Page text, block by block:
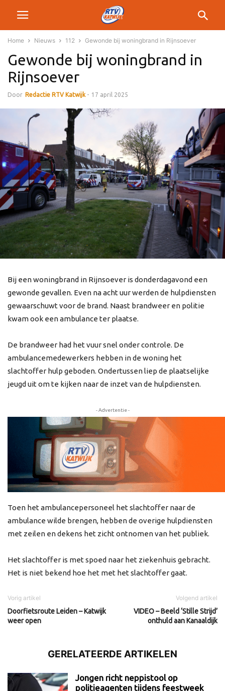
Home Nieuws 112 Gewonde bij woningbrand in Rijnsoever
Gewonde bij woningbrand in
Rijnsoever
Door Redactie RTV Katwijk - 17 april 2025
Bij een woningbrand in Rijnsoever is donderdagavond een
gewonde gevallen. Even na acht uur werden de hulpdiensten
gewaarschuwt voor de brand. Naast brandweer en politie
kwam ook een ambulance ter plaatse.
De brandweer had het vuur snel onder controle. De
ambulancemedewerkers hebben in de woning het
slachtoffer hulp geboden. Ondertussen liep de plaatselijke
jeugd uit om te kijken naar de inzet van de hulpdiensten.
- Advertentie -
Toen het ambulancepersoneel het slachtoffer naar de
ambulance wilde brengen, hebben de overige hulpdiensten
met zeilen en dekens het zicht ontnomen van het publiek.
Het slachtoffer is met spoed naar het ziekenhuis gebracht.
Het is niet bekend hoe het met het slachtoffer gaat.
Vorig artikel
Doorfietsroute Leiden – Katwijk
weer open
Volgend artikel
VIDEO – Beeld ‘Stille Strijd’
onthuld aan Kanaaldijk
GERELATEERDE ARTIKELEN
Jongen richt neppistool op
politieagenten tijdens feestweek